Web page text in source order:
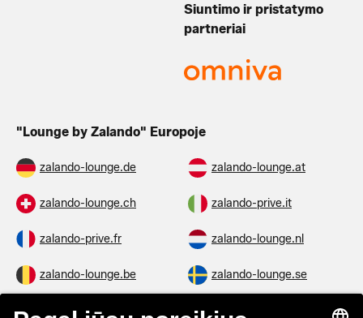
Siuntimo ir pristatymo
partneriai
"Lounge by Zalando" Europoje
zalando-lounge.de zalando-lounge.at
zalando-lounge.ch zalando-prive.it
zalando-prive.fr zalando-lounge.nl
zalando-lounge.be zalando-lounge.se
zalando-lounge.fi zalando-lounge.dk